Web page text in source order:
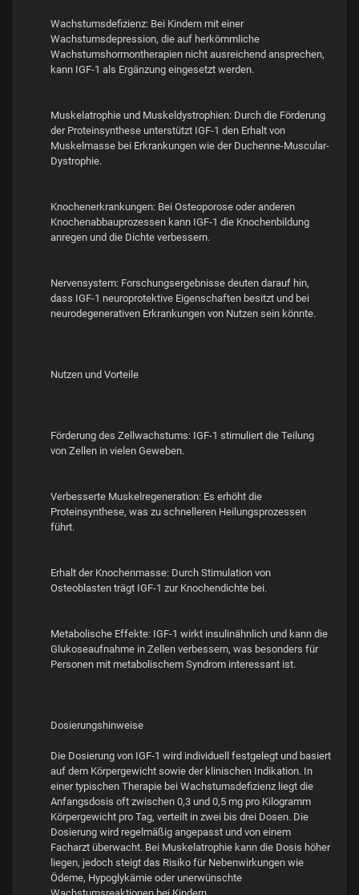
Wachstumsdefizienz: Bei Kindern mit einer
Wachstumsdepression, die auf herkömmliche
Wachstumshormontherapien nicht ausreichend ansprechen,
kann IGF-1 als Ergänzung eingesetzt werden.
Muskelatrophie und Muskeldystrophien: Durch die Förderung
der Proteinsynthese unterstützt IGF-1 den Erhalt von
Muskelmasse bei Erkrankungen wie der Duchenne-Muscular-
Dystrophie.
Knochenerkrankungen: Bei Osteoporose oder anderen
Knochenabbauprozessen kann IGF-1 die Knochenbildung
anregen und die Dichte verbessern.
Nervensystem: Forschungsergebnisse deuten darauf hin,
dass IGF-1 neuroprotektive Eigenschaften besitzt und bei
neurodegenerativen Erkrankungen von Nutzen sein könnte.
Nutzen und Vorteile
Förderung des Zellwachstums: IGF-1 stimuliert die Teilung
von Zellen in vielen Geweben.
Verbesserte Muskelregeneration: Es erhöht die
Proteinsynthese, was zu schnelleren Heilungsprozessen
führt.
Erhalt der Knochenmasse: Durch Stimulation von
Osteoblasten trägt IGF-1 zur Knochendichte bei.
Metabolische Effekte: IGF-1 wirkt insulinähnlich und kann die
Glukoseaufnahme in Zellen verbessern, was besonders für
Personen mit metabolischem Syndrom interessant ist.
Dosierungshinweise
Die Dosierung von IGF-1 wird individuell festgelegt und basiert
auf dem Körpergewicht sowie der klinischen Indikation. In
einer typischen Therapie bei Wachstumsdefizienz liegt die
Anfangsdosis oft zwischen 0,3 und 0,5 mg pro Kilogramm
Körpergewicht pro Tag, verteilt in zwei bis drei Dosen. Die
Dosierung wird regelmäßig angepasst und von einem
Facharzt überwacht. Bei Muskelatrophie kann die Dosis höher
liegen, jedoch steigt das Risiko für Nebenwirkungen wie
Ödeme, Hypoglykämie oder unerwünschte